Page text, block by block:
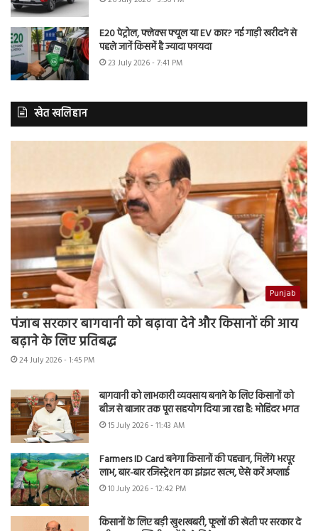
E20 पेट्रोल, फ्लेक्स फ्यूल या EV कार? नई गाड़ी खरीदने से
पहले जानें किसमें है ज्यादा फायदा
23 July 2026 - 7:41 PM
खेत खलिहान
Punjab
पंजाब सरकार बागवानी को बढ़ावा देने और किसानों की आय
बढ़ाने के लिए प्रतिबद्ध
24 July 2026 - 1:45 PM
बागवानी को लाभकारी व्यवसाय बनाने के लिए किसानों को
बीज से बाजार तक पूरा सहयोग दिया जा रहा है: मोहिंदर भगत
15 July 2026 - 11:43 AM
Farmers ID Card बनेगा किसानों की पहचान, मिलेंगे भरपूर
लाभ, बार-बार रजिस्ट्रेशन का झंझट खत्म, ऐसे करें अप्लाई
10 July 2026 - 12:42 PM
किसानों के लिए बड़ी खुशखबरी, फूलों की खेती पर सरकार दे